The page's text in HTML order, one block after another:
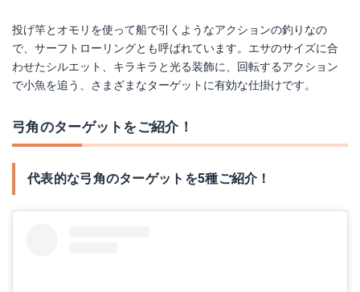
投げ竿とオモリを使って船で引くようなアクションの釣りなの
で、サーフトローリングとも呼ばれています。エサのサイズに合
わせたシルエット、キラキラと光る装飾に、回転するアクション
で小魚を追う、さまざまなターゲットに有効な仕掛けです。
弓角のターゲットをご紹介！
代表的な弓角のターゲットを5種ご紹介！